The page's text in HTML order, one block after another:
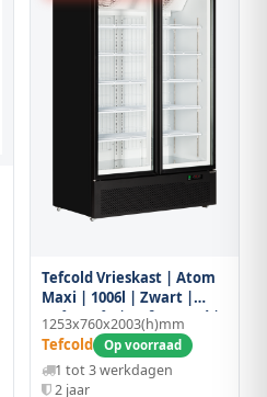
Tefcold Vrieskast | Atom
Maxi | 1006l | Zwart |
-18°c/-22°c | Geforceerd |
Draaideuren | Wielen
(geremd) |
1253x760x2003(h)mm
1253x760x2003(h)mm
Tefcold Op voorraad
1 tot 3 werkdagen
2 jaar